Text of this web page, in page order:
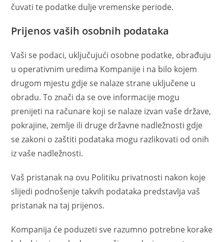
čuvati te podatke dulje vremenske periode.
Prijenos vaših osobnih podataka
Vaši se podaci, uključujući osobne podatke, obrađuju
u operativnim uredima Kompanije i na bilo kojem
drugom mjestu gdje se nalaze strane uključene u
obradu. To znači da se ove informacije mogu
prenijeti na računare koji se nalaze izvan vaše države,
pokrajine, zemlje ili druge državne nadležnosti gdje
se zakoni o zaštiti podataka mogu razlikovati od onih
iz vaše nadležnosti.
Vaš pristanak na ovu Politiku privatnosti nakon koje
slijedi podnošenje takvih podataka predstavlja vaš
pristanak na taj prijenos.
Kompanija će poduzeti sve razumno potrebne korake